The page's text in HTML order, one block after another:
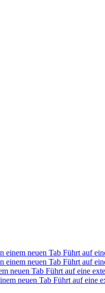
einem neuen Tab Führt auf
einem neuen Tab Führt auf
neuen Tab Führt auf eine
neuen Tab Führt auf eine